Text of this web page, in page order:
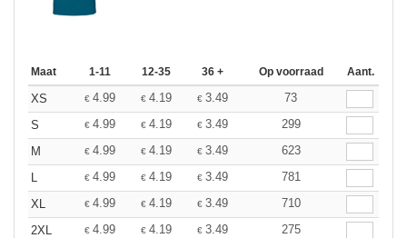
Maat 1-11 12-35 36 + Op voorraad Aant.
XS € 4.99 € 4.19 € 3.49
73
S
€ 4.99 € 4.19 € 3.49
299
M
€ 4.99 € 4.19 € 3.49
623
L
€ 4.99 € 4.19 € 3.49
781
XL
€ 4.99 € 4.19 € 3.49
710
2XL
€ 4.99 € 4.19 € 3.49
275